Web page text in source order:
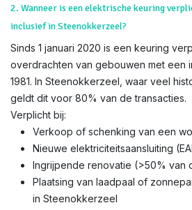
2. Wanneer is een elektrische keuring
inclusief in Steenokkerzeel?
Sinds 1 januari 2020 is een keuring
overdrachten van gebouwen met een
1981. In Steenokkerzeel, waar veel
geldt dit voor 80% van de transacties.
Verplicht bij:
Verkoop of schenking van een
Nieuwe elektriciteitsaansluiting
Ingrijpende renovatie (>50% van
Plaatsing van laadpaal of
in Steenokkerzeel